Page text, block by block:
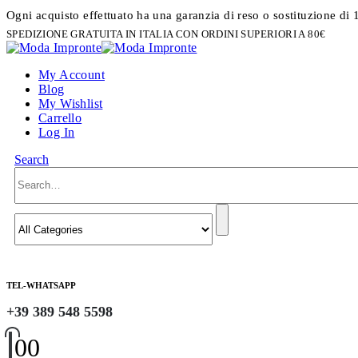
Ogni acquisto effettuato ha una garanzia di reso o sostituzione di
SPEDIZIONE GRATUITA IN ITALIA CON ORDINI SUPERIORI A 80€
My Account
Blog
My Wishlist
Carrello
Log In
Search
TEL-WHATSAPP
+39 389 548 5598
00